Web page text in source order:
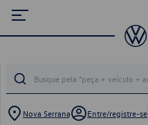
Nova Serrana Entre/registre-se